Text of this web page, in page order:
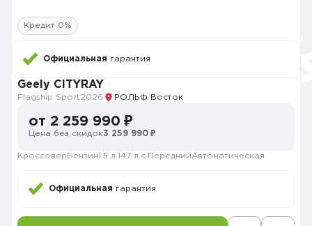
Кредит 0%
Официальная гарантия
Geely CITYRAY
Flagship Sport2026 РОЛЬФ Восток
от 2 259 990 ₽
Цена без скидок3 259 990 ₽
Кроссовер Бензин1.5 л. 147 л.с. ПереднийАвтоматическая
Официальная гарантия